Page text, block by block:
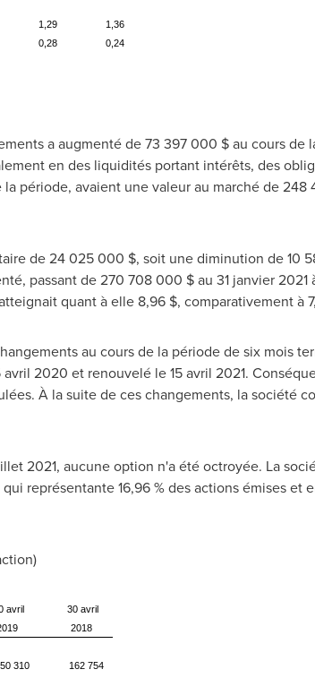
1,29
1,36
0,28 0,24
a augmenté de 73 397 000 $ au cours de
en des liquidités portant intérêts, des
période, avaient une valeur au marché de
de 24 025 000 $, soit une diminution de 10
passant de 270 708 000 $ au 31 janvier 2021
quant à elle 8,96 $, comparativement à
au cours de la période de six mois
avril 2020 etrenouvelé le 15 avril 2021.
À la suite de ces changements, la société
2021, aucune option n'a été octroyée. La
représentante 16,96 % des actions émises et
avril
30 avril
2018
310
162 754